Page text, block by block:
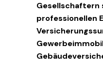
Gesellschaftern
professionellen